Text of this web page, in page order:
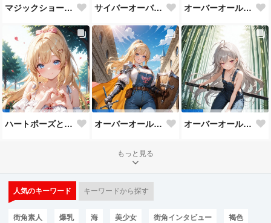
マジックショーとか色々♡ サイバーオーバーオールまとめ♡ オーバーオールエージェントさんたち♡
ハートポーズとか色々♡ オーバーオール騎士さんまとめ♡ オーバーオール侍さんまとめ♡
もっと見る
人気のキーワード キーワードから探す
街角素人 爆乳 海 美少女 街角インタビュー 褐色